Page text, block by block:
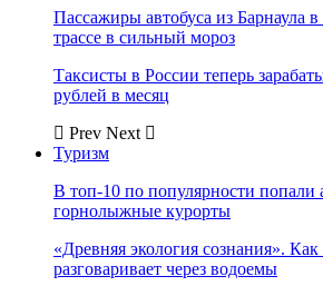
Пассажиры автобуса из Барнаула
трассе в сильный мороз
Таксисты в России теперь
рублей в месяц
Prev Next
Туризм
В топ-10 по популярности попали
горнолыжные курорты
«Древняя экология сознания».
разговаривает через водоемы